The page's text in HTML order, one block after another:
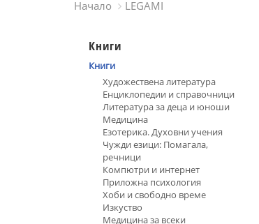
Начало LEGAMI
Книги
Книги
Художествена литература
Енциклопедии и справочници
Литература за деца и юноши
Медицина
Езотерика. Духовни учения
Чужди езици: Помагала,
речници
Компютри и интернет
Приложна психология
Хоби и свободно време
Изкуство
Медицина за всеки